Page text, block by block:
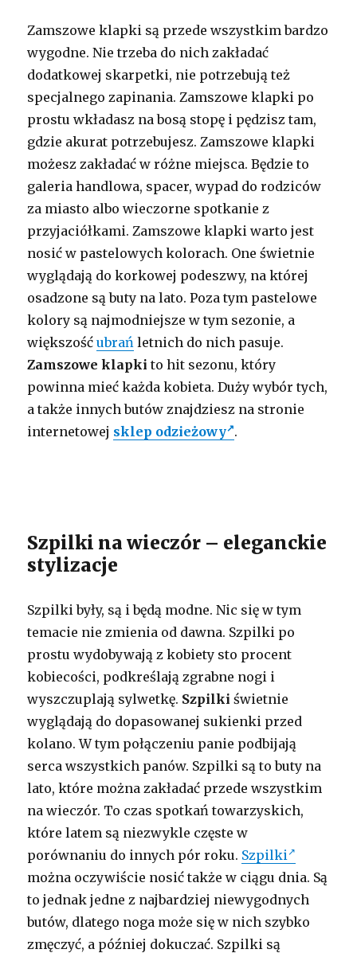
Zamszowe klapki są przede wszystkim bardzo
wygodne. Nie trzeba do nich zakładać
dodatkowej skarpetki, nie potrzebują też
specjalnego zapinania. Zamszowe klapki po
prostu wkładasz na bosą stopę i pędzisz tam,
gdzie akurat potrzebujesz. Zamszowe klapki
możesz zakładać w różne miejsca. Będzie to
galeria handlowa, spacer, wypad do rodziców
za miasto albo wieczorne spotkanie z
przyjaciółkami. Zamszowe klapki warto jest
nosić w pastelowych kolorach. One świetnie
wyglądają do korkowej podeszwy, na której
osadzone są buty na lato. Poza tym pastelowe
kolory są najmodniejsze w tym sezonie, a
większośćubrań letnich do nich pasuje.
Zamszowe klapki to hit sezonu, który
powinna mieć każda kobieta. Duży wybór tych,
a także innych butów znajdziesz na stronie
internetowej sklep odzieżowy .
Szpilki na wieczór – eleganckie
stylizacje
Szpilki były, są i będą modne. Nic się w tym
temacie nie zmienia od dawna. Szpilki po
prostu wydobywają z kobiety sto procent
kobiecości, podkreślają zgrabne nogi i
wyszczuplają sylwetkę. Szpilki świetnie
wyglądają do dopasowanej sukienki przed
kolano. W tym połączeniu panie podbijają
serca wszystkich panów. Szpilki są to buty na
lato, które można zakładać przede wszystkim
na wieczór. To czas spotkań towarzyskich,
które latem są niezwykle częste w
porównaniu do innych pór roku. Szpilki
można oczywiście nosić także w ciągu dnia. Są
to jednak jedne z najbardziej niewygodnych
butów, dlatego noga może się w nich szybko
zmęczyć, a później dokuczać. Szpilki są